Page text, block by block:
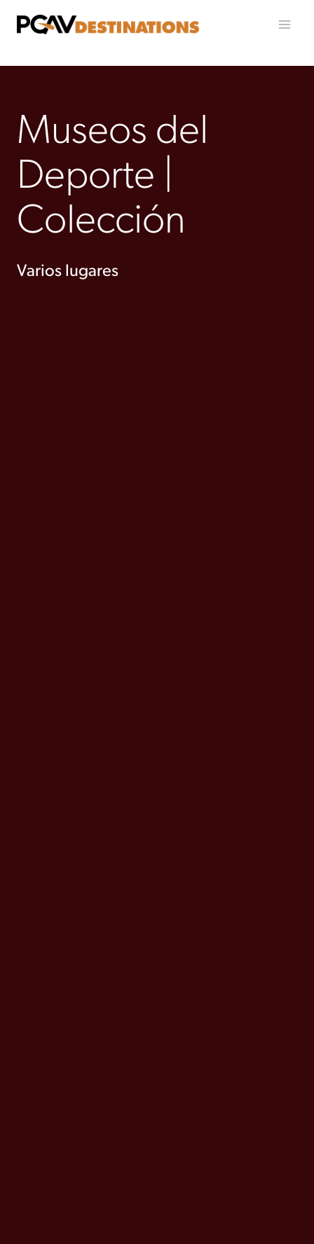
Museos del
Deporte |
Colección
Varios lugares